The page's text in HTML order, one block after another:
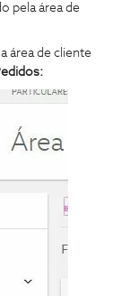
pela área de
área de cliente